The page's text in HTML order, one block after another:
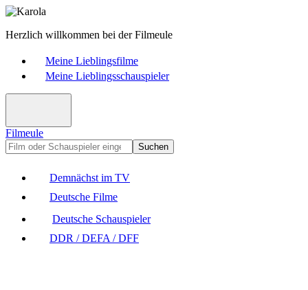
Herzlich willkommen bei der Filmeule
Meine Lieblingsfilme
Meine Lieblingsschauspieler
Filmeule
Suchen
Demnächst im TV
Deutsche Filme
Deutsche Schauspieler
DDR / DEFA / DFF